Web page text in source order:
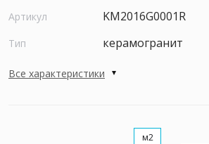
Артикул KM2016G0001R
Тип керамогранит
Все характеристики
м2